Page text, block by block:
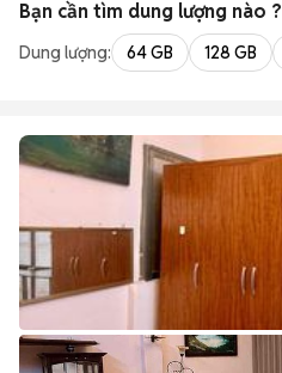
Bạn cần tìm dung lượng nào ?
Dung lượng: 64 GB 128 GB